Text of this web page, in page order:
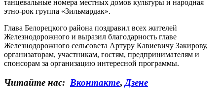
танцевальные номера местных домов культуры и народная
этно-рок группа «Зильмардак».
Глава Белорецкого района поздравил всех жителей
Железнодорожного и выразил благодарность главе
Железнодорожного сельсовета Артуру Кавиевичу Закирову,
организаторам, участникам, гостям, предпринимателям и
спонсорам за организацию интересной программы.
Читайте нас: Вконтакте, Дзене